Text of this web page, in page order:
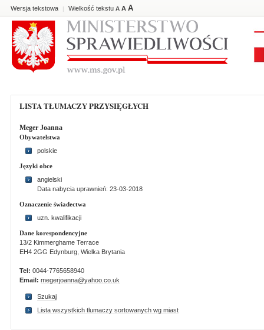
Wersja tekstowa | Wielkość tekstu A A A
LISTA TŁUMACZY PRZYSIĘGŁYCH
Meger Joanna
Obywatelstwa
polskie
Języki obce
angielski
Data nabycia uprawnień: 23-03-2018
Oznaczenie świadectwa
uzn. kwalifikacji
Dane korespondencyjne
13/2 Kimmerghame Terrace
EH4 2GG Edynburg, Wielka Brytania
Tel: 0044-7765658940
Email: megerjoanna@yahoo.co.uk
Szukaj
Lista wszystkich tlumaczy sortowanych wg miast